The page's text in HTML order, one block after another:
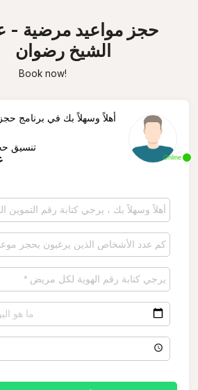
حجز مواعيد مرضية -
الشيخ رضوان
Book now!
Online
أهلاً وسهلاً بك في برنامج
تنسيق